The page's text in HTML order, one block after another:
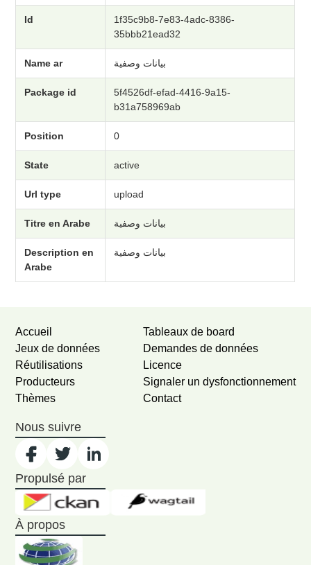
Id
1f35c9b8-7e83-4adc-8386-
35bbb21ead32
Name ar بيانات وصفية
Package id
5f4526df-efad-4416-9a15-
b31a758969ab
Position 0
State active
Url type upload
Titre en Arabe بيانات وصفية
Description en
Arabe
بيانات وصفية
Accueil
Jeux de données
Réutilisations
Producteurs
Thèmes
Tableaux de board
Demandes de données
Licence
Signaler un dysfonctionnement
Contact
Nous suivre
Propulsé par
À propos